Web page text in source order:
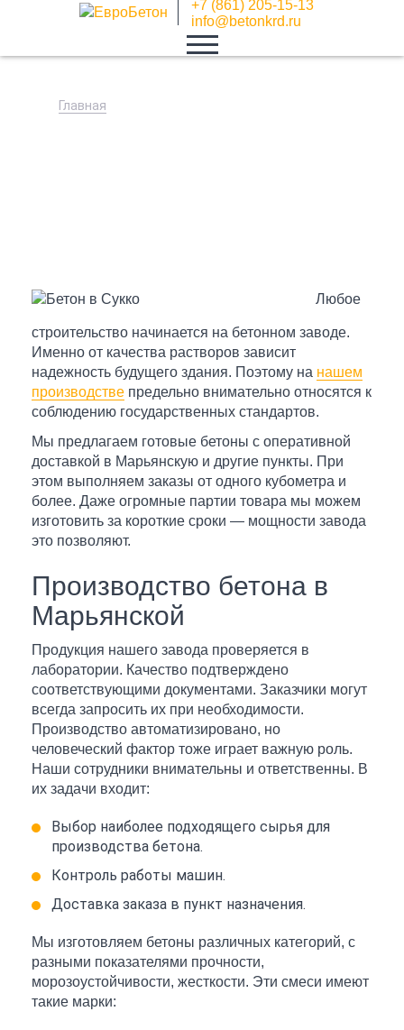
+7 (861) 205-15-13
info@betonkrd.ru
Главная
Любое
строительство начинается на бетонном заводе.
Именно от качества растворов зависит
надежность будущего здания. Поэтому на нашем
производстве предельно внимательно относятся к
соблюдению государственных стандартов.
Мы предлагаем готовые бетоны с оперативной
доставкой в Марьянскую и другие пункты. При
этом выполняем заказы от одного кубометра и
более. Даже огромные партии товара мы можем
изготовить за короткие сроки — мощности завода
это позволяют.
Производство бетона в
Марьянской
Продукция нашего завода проверяется в
лаборатории. Качество подтверждено
соответствующими документами. Заказчики могут
всегда запросить их при необходимости.
Производство автоматизировано, но
человеческий фактор тоже играет важную роль.
Наши сотрудники внимательны и ответственны. В
их задачи входит:
Выбор наиболее подходящего сырья для
производства бетона.
Контроль работы машин.
Доставка заказа в пункт назначения.
Мы изготовляем бетоны различных категорий, с
разными показателями прочности,
морозоустойчивости, жесткости. Эти смеси имеют
такие марки: